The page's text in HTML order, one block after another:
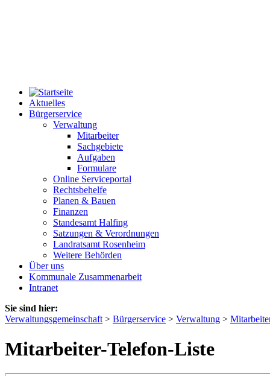
Aktuelles
Bürgerservice
Verwaltung
Mitarbeiter
Sachgebiete
Aufgaben
Formulare
Online Serviceportal
Rechtsbehelfe
Planen & Bauen
Finanzen
Standesamt Halfing
Satzungen & Verordnungen
Landratsamt Rosenheim
Weitere Behörden
Über uns
Kommunale Zusammenarbeit
Intranet
Sie sind hier:
Verwaltungsgemeinschaft > Bürgerservice > Verwaltung >
Mitarbeiter-Telefon-Liste